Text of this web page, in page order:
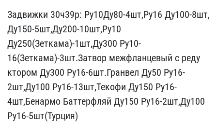
Задвижки 30ч39р: Ру10Ду8​0-4шт,Ру16 Ду100-8шт,
Ду​150-5шт,Ду200-10шт,Ру10 ​
Ду250(Зеткама)-1шт,Ду300​ Ру10-
16(Зеткама)-3шт.За​твор межфланцевый с реду​
ктором Ду300 Ру16-6шт.Гр​анвел Ду50 Ру16-
2шт,Ду10​0 Ру16-13шт,Текофи Ду150​ Ру16-
4шт,Бенармо Баттер​фляй Ду150 Ру16-2шт,Ду10​0
Ру16-5шт(Турция)